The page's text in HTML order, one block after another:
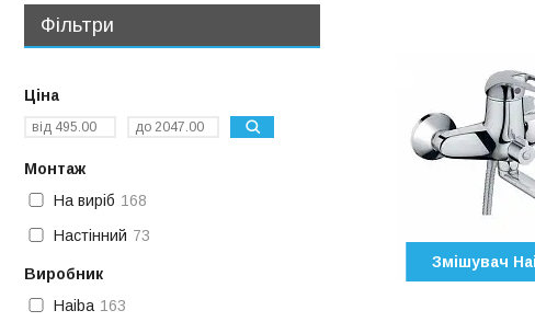
Змішувач
Фільтри
Ціна
Монтаж
На виріб 168
Настінний 73
Виробник
Haiba 163